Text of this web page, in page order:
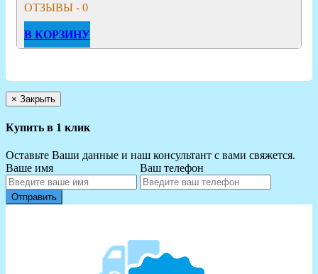
ОТЗЫВЫ - 0
В КОРЗИНУ
× Закрыть
Купить в 1 клик
Оставьте Ваши данные и наш консультант с вами свяжется.
Ваше имя
Ваш телефон
Отправить